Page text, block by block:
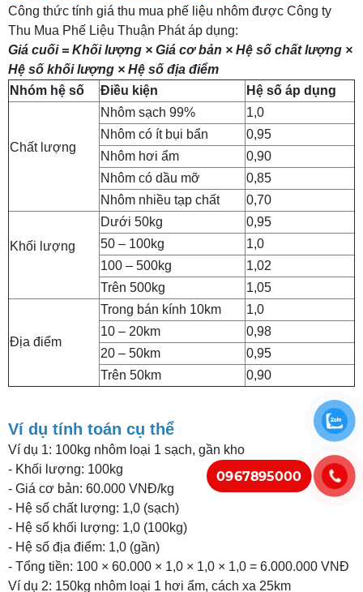
Công thức tính giá thu mua phế liệu nhôm được Công ty
Thu Mua Phế Liệu Thuận Phát áp dụng:
Giá cuối = Khối lượng × Giá cơ bản × Hệ số chất lượng ×
Hệ số khối lượng × Hệ số địa điểm
Nhóm hệ số
Điều kiện Hệ số áp dụng
Chất lượng
Nhôm sạch 99%
1,0
Nhôm có ít bụi bẩn
0,95
Nhôm hơi ẩm
0,90
Nhôm có dầu mỡ
0,85
Nhôm nhiều tạp chất
0,70
Khối lượng
Dưới 50kg
0,95
50 – 100kg
1,0
100 – 500kg
1,02
Trên 500kg
1,05
Địa điểm
Trong bán kính 10km
1,0
10 – 20km
0,98
20 – 50km
0,95
Trên 50km
0,90
Ví dụ tính toán cụ thể
Ví dụ 1: 100kg nhôm loại 1 sạch, gần kho
- Khối lượng: 100kg
- Giá cơ bản: 60.000 VNĐ/kg
- Hệ số chất lượng: 1,0 (sạch)
- Hệ số khối lượng: 1,0 (100kg)
- Hệ số địa điểm: 1,0 (gần)
- Tổng tiền: 100 × 60.000 × 1,0 × 1,0 × 1,0 = 6.000.000 VNĐ
Ví dụ 2: 150kg nhôm loại 1 hơi ẩm, cách xa 25km
0967895000